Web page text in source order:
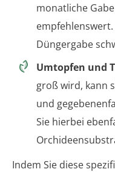
monatliche
Düngergabe
Umtopfen und
groß wird, kann
und
Sie hierbei
Indem Sie diese